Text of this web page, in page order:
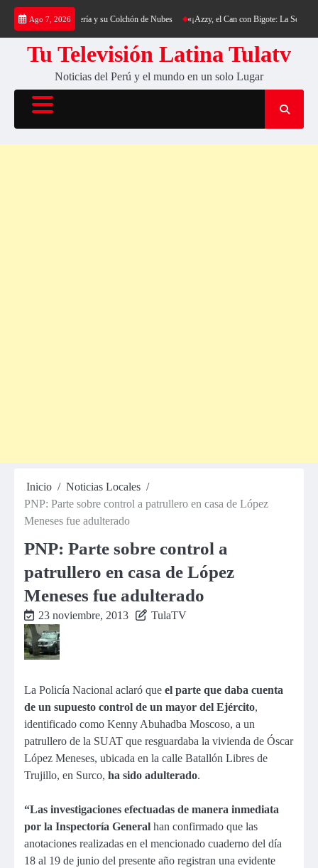
Saltar
contenido
Ago 7, 2026
al Cerro Cantería y su Colchón de Nubes «¡Azzy, el Can con Bigote: La Sensación
Tu Televisión Latina Tulatv
Noticias del Perú y el mundo en un solo Lugar
Inicio
Noticias Locales
PNP: Parte sobre control a patrullero en casa de López
Meneses fue adulterado
PNP: Parte sobre control a
patrullero en casa de López
Meneses fue adulterado
23 noviembre, 2013 TulaTV
La Policía Nacional aclaró que el parte que daba cuenta
de un supuesto control de un mayor del Ejército,
identificado como Kenny Abuhadba Moscoso, a un
patrullero de la SUAT que resguardaba la vivienda de Óscar
López Meneses, ubicada en la calle Batallón Libres de
Trujillo, en Surco, ha sido adulterado.
“Las investigaciones efectuadas de manera inmediata
por la Inspectoría General han confirmado que las
anotaciones realizadas en el mencionado cuaderno del día
18 al 19 de junio del presente año registran una evidente